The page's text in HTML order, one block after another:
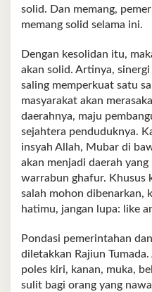
solid. Dan memang,
memang solid selama ini.
Dengan kesolidan itu,
akan solid. Artinya,
saling memperkuat satu
masyarakat akan
daerahnya, maju
sejahtera penduduknya.
insyah Allah, Mubar di
akan menjadi daerah
warrabun ghafur. Khusus
salah mohon dibenarkan,
hatimu, jangan lupa: like
Pondasi pemerintahan
diletakkan Rajiun
poles kiri, kanan, muka,
sulit bagi orang yang